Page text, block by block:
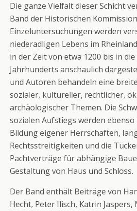
Die ganze Vielfalt dieser Schicht
Band der Historischen
Einzeluntersuchungen werden
niederadligen Lebens im
in der Zeit von etwa 1200 bis in
Jahrhunderts anschaulich
und Autoren behandeln eine
sozialer, kultureller, rechtlicher,
archäologischer Themen. Die
sozialen Aufstiegs werden
Bildung eigener Herrschaften,
Rechtsstreitigkeiten und die
Pachtverträge für abhängige
Gestaltung von Haus und Schloss.
Der Band enthält Beiträge von
Hecht, Peter Ilisch, Katrin Jaspers,